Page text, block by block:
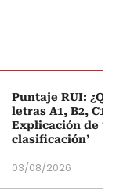
Puntaje RUI:
letras A1, B2, C1
Explicación de
clasificación’
03/08/2026